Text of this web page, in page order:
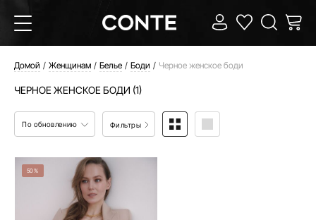
Домой Женщинам Белье Боди Черное женское боди
ЧЕРНОЕ ЖЕНСКОЕ БОДИ (1)
По обновлению Фильтры
50%